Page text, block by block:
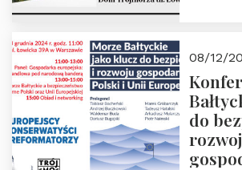
08/12/
do